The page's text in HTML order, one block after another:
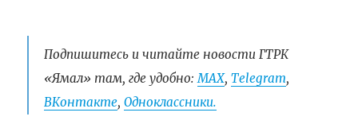
Подпишитесь и читайте новости ГТРК
«Ямал» там, где удобно:МАХ, Telegram,
ВКонтакте, Одноклассники.